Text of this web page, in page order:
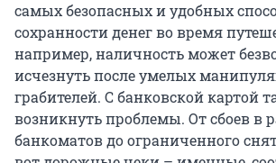
самых безопасных и удобных
сохранности денег во время
например, наличность может
исчезнуть после умелых
грабителей. С банковской картой
возникнуть проблемы. От сбоев в
банкоматов до ограниченного